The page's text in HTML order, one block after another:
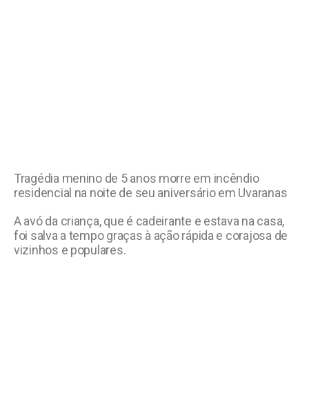
Tragédia menino de 5 anos morre em incêndio
residencial na noite de seu aniversário em Uvaranas
A avó da criança, que é cadeirante e estava na casa,
foi salva a tempo graças à ação rápida e corajosa de
vizinhos e populares.